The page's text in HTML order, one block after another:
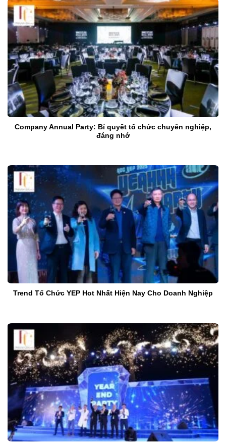
Company Annual Party: Bí quyết tổ chức chuyên nghiệp,
đáng nhớ
Trend Tổ Chức YEP Hot Nhất Hiện Nay Cho Doanh Nghiệp